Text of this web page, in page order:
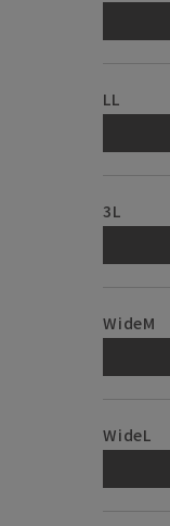
LL
3L
WideM
WideL